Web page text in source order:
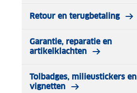
Retour en terugbetaling
Garantie, reparatie en
artikelklachten
Tolbadges, milieustickers en
vignetten